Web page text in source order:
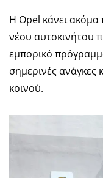
Η Opel κάνει
νέου αυτοκινήτου
εμπορικό
σημερινές ανάγκες
κοινού.